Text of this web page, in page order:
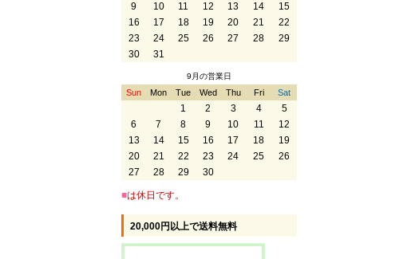
9
10 11 12 13 14
15
16
17 18 19 20 21
22
23
24 25 26 27 28
29
30
31
9月の営業日
Sun Mon Tue Wed Thu Fri Sat
1 2 3 4
5
6
7 8 9 10 11
12
13
14 15 16 17 18
19
20
21 22 23 24 25
26
27
28 29 30
■は休日です。
20,000円以上で送料無料